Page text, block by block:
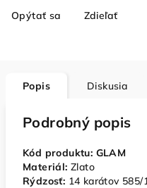
Opýtať sa Zdieľať
Popis Diskusia
Podrobný popis
Kód produktu: GLAM
Materiál: Zlato
Rýdzosť: 14 karátov 585/